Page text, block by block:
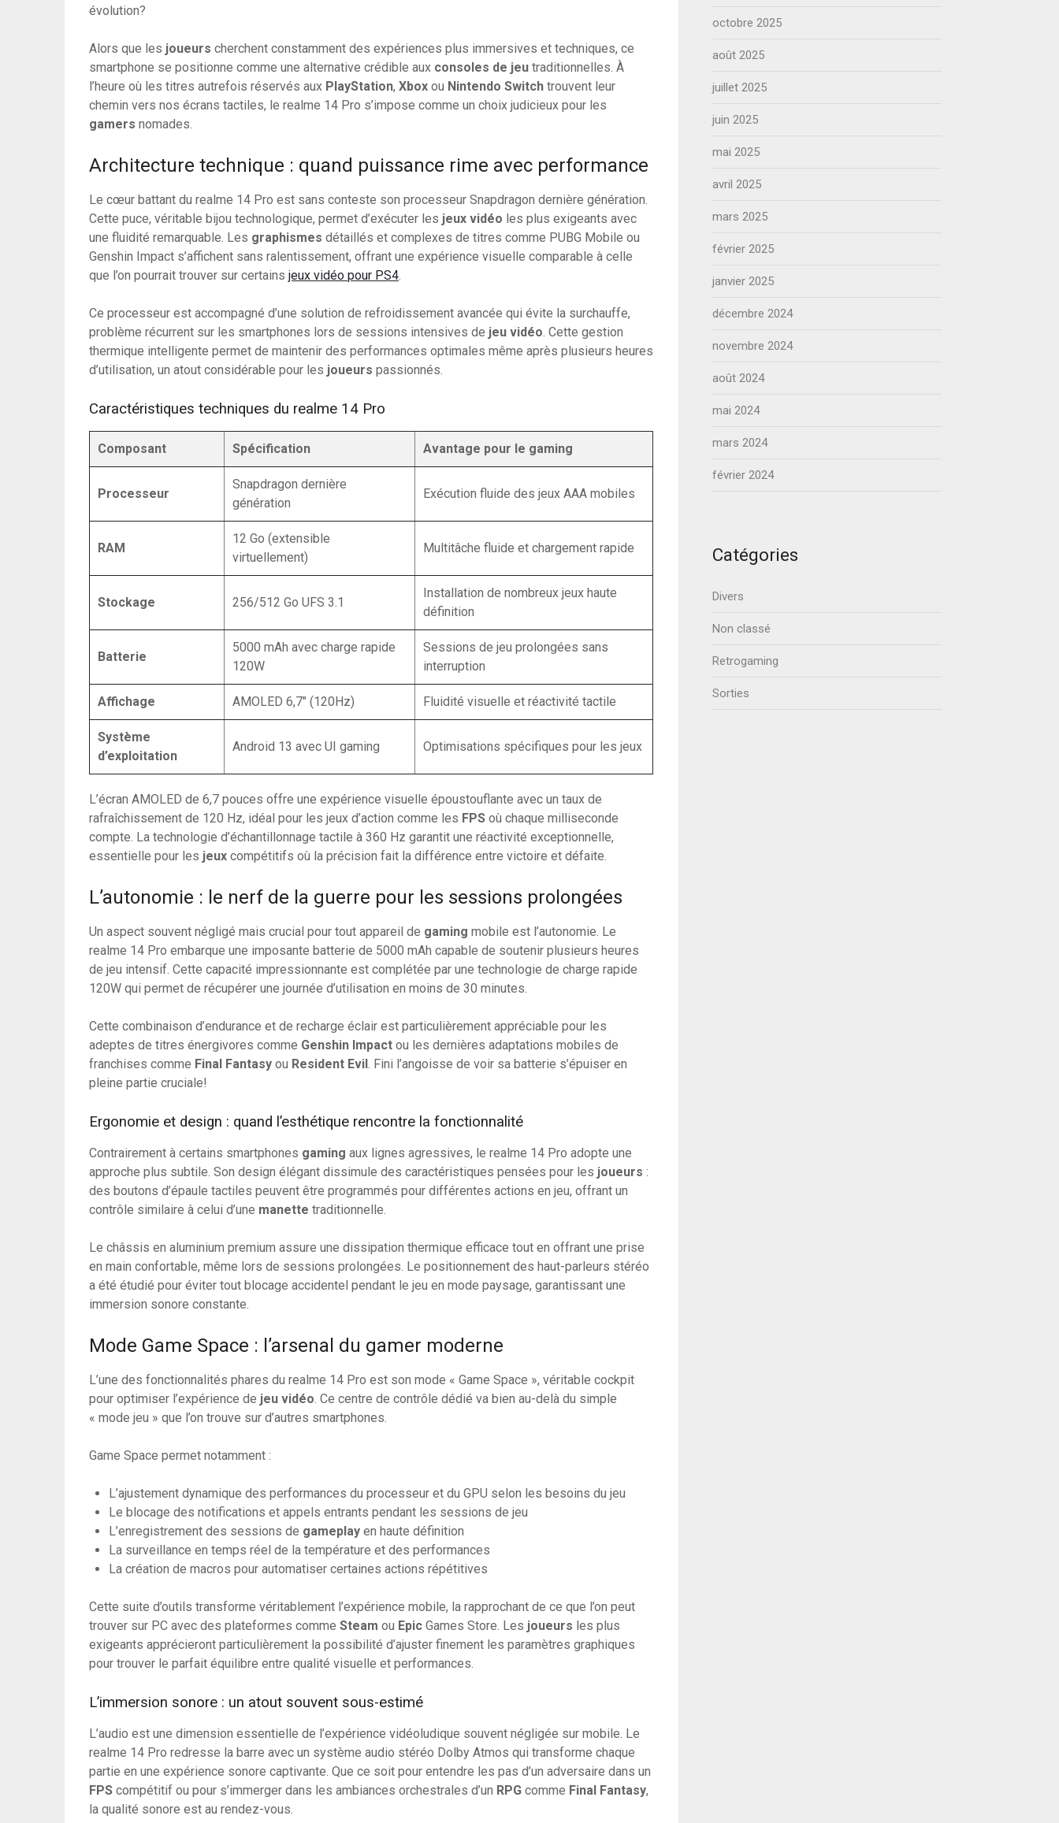
évolution?
Alors que les joueurs cherchent constamment des expériences plus immersives et techniques, ce
smartphone se positionne comme une alternative crédible aux consoles de jeu traditionnelles. À
l’heure où les titres autrefois réservés aux PlayStation,Xbox ou Nintendo Switch trouvent leur
chemin vers nos écrans tactiles, le realme 14 Pro s’impose comme un choix judicieux pour les
gamers nomades.
Architecture technique : quand puissance rime avec performance
Le cœur battant du realme 14 Pro est sans conteste son processeur Snapdragon dernière génération.
Cette puce, véritable bijou technologique, permet d’exécuter les jeux vidéo les plus exigeants avec
une fluidité remarquable. Les graphismes détaillés et complexes de titres comme PUBG Mobile ou
Genshin Impact s’affichent sans ralentissement, offrant une expérience visuelle comparable à celle
que l’on pourrait trouver sur certainsjeux vidéo pour PS4.
Ce processeur est accompagné d’une solution de refroidissement avancée qui évite la surchauffe,
problème récurrent sur les smartphones lors de sessions intensives de jeu vidéo. Cette gestion
thermique intelligente permet de maintenir des performances optimales même après plusieurs heures
d’utilisation, un atout considérable pour les joueurs passionnés.
Caractéristiques techniques du realme 14 Pro
Composant Spécification Avantage pour le gaming
Processeur
Snapdragon dernière
génération
Exécution fluide des jeux AAA mobiles
RAM
12 Go (extensible
virtuellement)
Multitâche fluide et chargement rapide
Stockage 256/512 Go UFS 3.1
Installation de nombreux jeux haute
définition
Batterie
5000 mAh avec charge rapide
120W
Sessions de jeu prolongées sans
interruption
Affichage AMOLED 6,7″ (120Hz) Fluidité visuelle et réactivité tactile
Système
d’exploitation
Android 13 avec UI gaming Optimisations spécifiques pour les jeux
L’écran AMOLED de 6,7 pouces offre une expérience visuelle époustouflante avec un taux de
rafraîchissement de 120 Hz, idéal pour les jeux d’action comme les FPS où chaque milliseconde
compte. La technologie d’échantillonnage tactile à 360 Hz garantit une réactivité exceptionnelle,
essentielle pour les jeux compétitifs où la précision fait la différence entre victoire et défaite.
L’autonomie : le nerf de la guerre pour les sessions prolongées
Un aspect souvent négligé mais crucial pour tout appareil de gaming mobile est l’autonomie. Le
realme 14 Pro embarque une imposante batterie de 5000 mAh capable de soutenir plusieurs heures
de jeu intensif. Cette capacité impressionnante est complétée par une technologie de charge rapide
120W qui permet de récupérer une journée d’utilisation en moins de 30 minutes.
Cette combinaison d’endurance et de recharge éclair est particulièrement appréciable pour les
adeptes de titres énergivores comme Genshin Impact ou les dernières adaptations mobiles de
franchises comme Final Fantasy ou Resident Evil. Fini l’angoisse de voir sa batterie s’épuiser en
pleine partie cruciale!
Ergonomie et design : quand l’esthétique rencontre la fonctionnalité
Contrairement à certains smartphones gaming aux lignes agressives, le realme 14 Pro adopte une
approche plus subtile. Son design élégant dissimule des caractéristiques pensées pour les joueurs :
des boutons d’épaule tactiles peuvent être programmés pour différentes actions en jeu, offrant un
contrôle similaire à celui d’une manette traditionnelle.
Le châssis en aluminium premium assure une dissipation thermique efficace tout en offrant une prise
en main confortable, même lors de sessions prolongées. Le positionnement des haut-parleurs stéréo
a été étudié pour éviter tout blocage accidentel pendant le jeu en mode paysage, garantissant une
immersion sonore constante.
Mode Game Space : l’arsenal du gamer moderne
L’une des fonctionnalités phares du realme 14 Pro est son mode « Game Space », véritable cockpit
pour optimiser l’expérience de jeu vidéo. Ce centre de contrôle dédié va bien au-delà du simple
« mode jeu » que l’on trouve sur d’autres smartphones.
Game Space permet notamment :
L’ajustement dynamique des performances du processeur et du GPU selon les besoins du jeu
Le blocage des notifications et appels entrants pendant les sessions de jeu
L’enregistrement des sessions de gameplay en haute définition
La surveillance en temps réel de la température et des performances
La création de macros pour automatiser certaines actions répétitives
Cette suite d’outils transforme véritablement l’expérience mobile, la rapprochant de ce que l’on peut
trouver sur PC avec des plateformes commeSteam ou Epic Games Store. Les joueurs les plus
exigeants apprécieront particulièrement la possibilité d’ajuster finement les paramètres graphiques
pour trouver le parfait équilibre entre qualité visuelle et performances.
L’immersion sonore : un atout souvent sous-estimé
L’audio est une dimension essentielle de l’expérience vidéoludique souvent négligée sur mobile. Le
realme 14 Pro redresse la barre avec un système audio stéréo Dolby Atmos qui transforme chaque
partie en une expérience sonore captivante. Que ce soit pour entendre les pas d’un adversaire dans un
FPS compétitif ou pour s’immerger dans les ambiances orchestrales d’un RPG comme Final Fantasy,
la qualité sonore est au rendez-vous.
octobre 2025
août 2025
juillet 2025
juin 2025
mai 2025
avril 2025
mars 2025
février 2025
janvier 2025
décembre 2024
novembre 2024
août 2024
mai 2024
mars 2024
février 2024
Catégories
Divers
Non classé
Retrogaming
Sorties